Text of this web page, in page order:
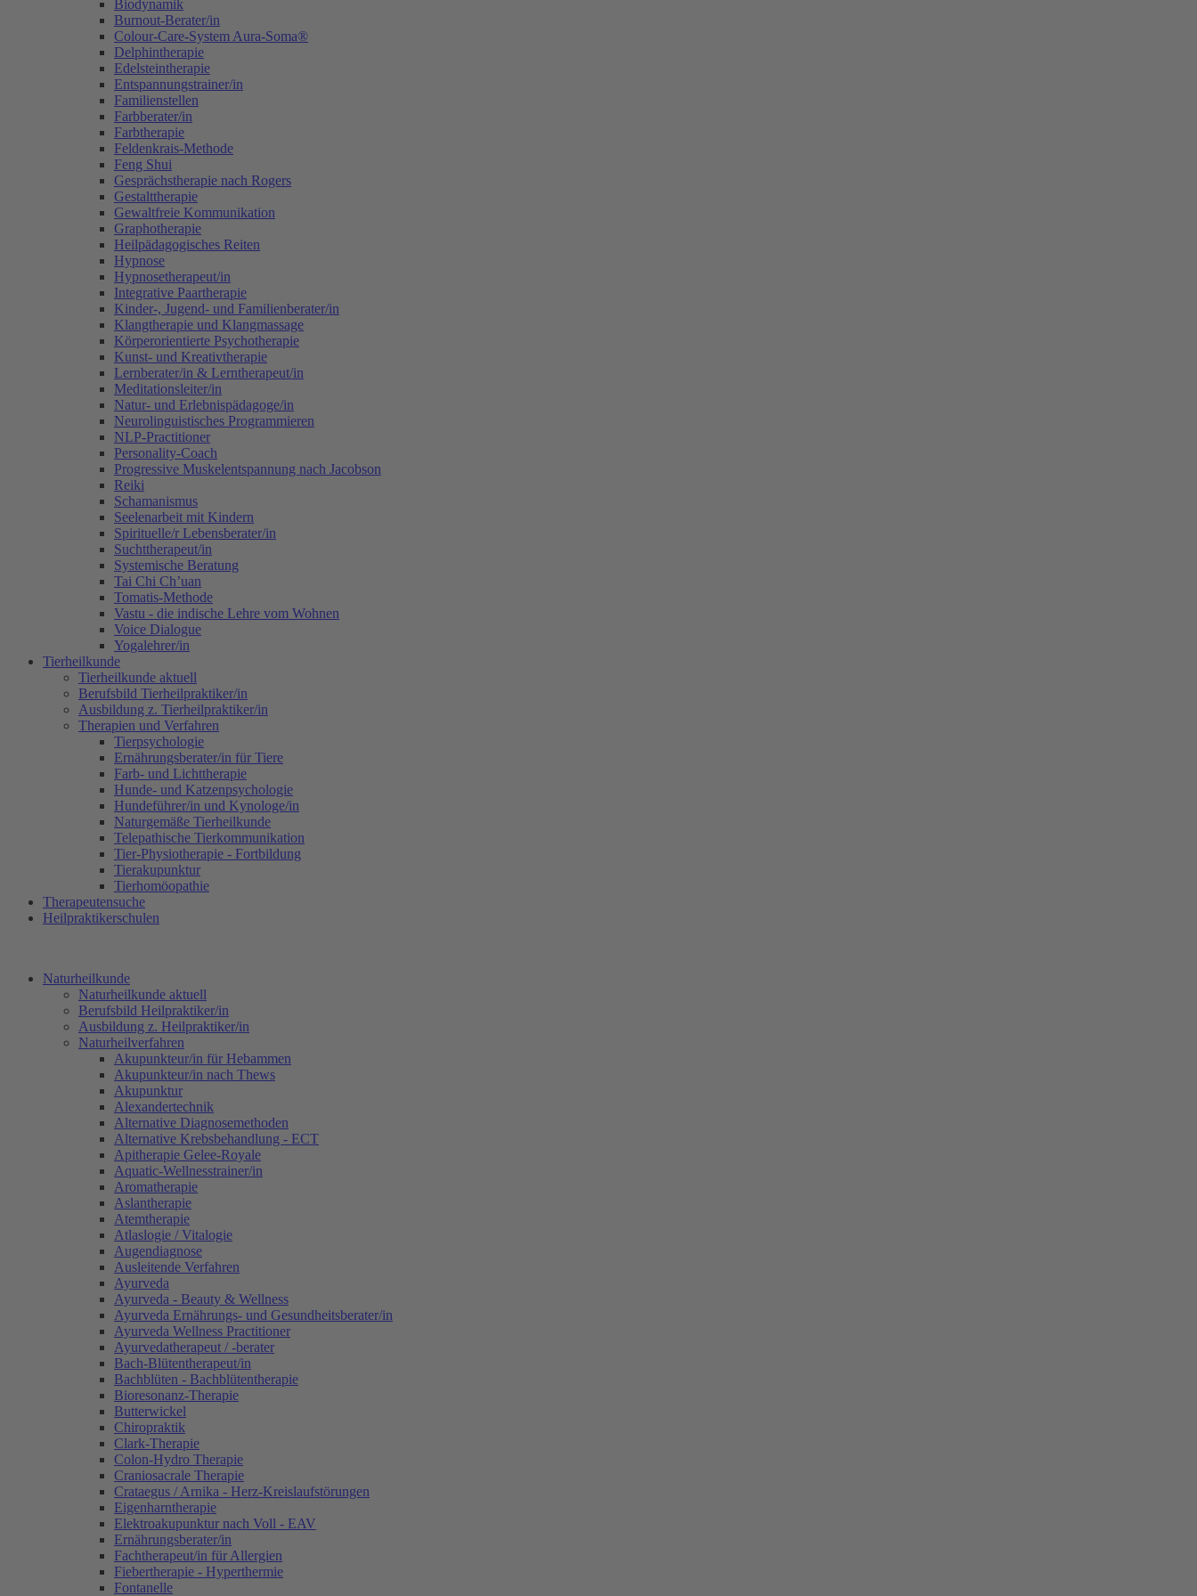
Biodynamik
Burnout-Berater/in
Colour-Care-System Aura-Soma®
Delphintherapie
Edelsteintherapie
Entspannungstrainer/in
Familienstellen
Farbberater/in
Farbtherapie
Feldenkrais-Methode
Feng Shui
Gesprächstherapie nach Rogers
Gestalttherapie
Gewaltfreie Kommunikation
Graphotherapie
Heilpädagogisches Reiten
Hypnose
Hypnosetherapeut/in
Integrative Paartherapie
Kinder-, Jugend- und Familienberater/in
Klangtherapie und Klangmassage
Körperorientierte Psychotherapie
Kunst- und Kreativtherapie
Lernberater/in & Lerntherapeut/in
Meditationsleiter/in
Natur- und Erlebnispädagoge/in
Neurolinguistisches Programmieren
NLP-Practitioner
Personality-Coach
Progressive Muskelentspannung nach Jacobson
Reiki
Schamanismus
Seelenarbeit mit Kindern
Spirituelle/r Lebensberater/in
Suchttherapeut/in
Systemische Beratung
Tai Chi Ch’uan
Tomatis-Methode
Vastu - die indische Lehre vom Wohnen
Voice Dialogue
Yogalehrer/in
Tierheilkunde
Tierheilkunde aktuell
Berufsbild Tierheilpraktiker/in
Ausbildung z. Tierheilpraktiker/in
Therapien und Verfahren
Tierpsychologie
Ernährungsberater/in für Tiere
Farb- und Lichttherapie
Hunde- und Katzenpsychologie
Hundeführer/in und Kynologe/in
Naturgemäße Tierheilkunde
Telepathische Tierkommunikation
Tier-Physiotherapie - Fortbildung
Tierakupunktur
Tierhomöopathie
Therapeutensuche
Heilpraktikerschulen
Naturheilkunde
Naturheilkunde aktuell
Berufsbild Heilpraktiker/in
Ausbildung z. Heilpraktiker/in
Naturheilverfahren
Akupunkteur/in für Hebammen
Akupunkteur/in nach Thews
Akupunktur
Alexandertechnik
Alternative Diagnosemethoden
Alternative Krebsbehandlung - ECT
Apitherapie Gelee-Royale
Aquatic-Wellnesstrainer/in
Aromatherapie
Aslantherapie
Atemtherapie
Atlaslogie / Vitalogie
Augendiagnose
Ausleitende Verfahren
Ayurveda
Ayurveda - Beauty & Wellness
Ayurveda Ernährungs- und Gesundheitsberater/in
Ayurveda Wellness Practitioner
Ayurvedatherapeut / -berater
Bach-Blütentherapeut/in
Bachblüten - Bachblütentherapie
Bioresonanz-Therapie
Butterwickel
Chiropraktik
Clark-Therapie
Colon-Hydro Therapie
Craniosacrale Therapie
Crataegus / Arnika - Herz-Kreislaufstörungen
Eigenharntherapie
Elektroakupunktur nach Voll - EAV
Ernährungsberater/in
Fachtherapeut/in für Allergien
Fiebertherapie - Hyperthermie
Fontanelle